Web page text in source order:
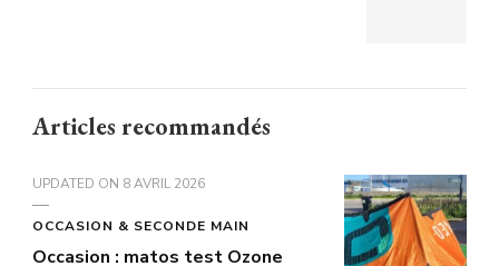
Articles recommandés
UPDATED ON 8 AVRIL 2026
OCCASION & SECONDE MAIN
Occasion : matos test Ozone